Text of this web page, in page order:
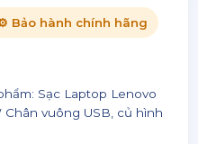
Bảo hành chính hãng
Sạc Laptop Lenovo
Chân vuông USB, củ hình